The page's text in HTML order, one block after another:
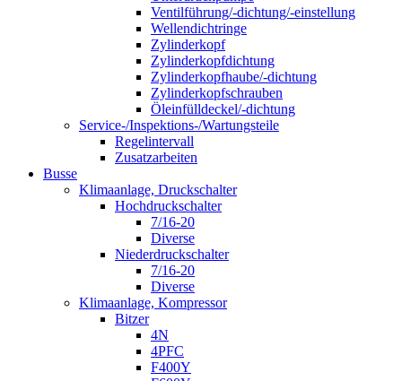
Ventilführung/-dichtung/-einstellung
Wellendichtringe
Zylinderkopf
Zylinderkopfdichtung
Zylinderkopfhaube/-dichtung
Zylinderkopfschrauben
Öleinfülldeckel/-dichtung
Service-/Inspektions-/Wartungsteile
Regelintervall
Zusatzarbeiten
Busse
Klimaanlage, Druckschalter
Hochdruckschalter
7/16-20
Diverse
Niederdruckschalter
7/16-20
Diverse
Klimaanlage, Kompressor
Bitzer
4N
4PFC
F400Y